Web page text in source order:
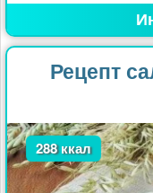
Рецепт
288 ккал